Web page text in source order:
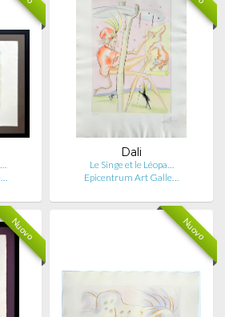
Dali
Le Singe et le Léopa…
Epicentrum Art Galle…
Nuovo Nuovo